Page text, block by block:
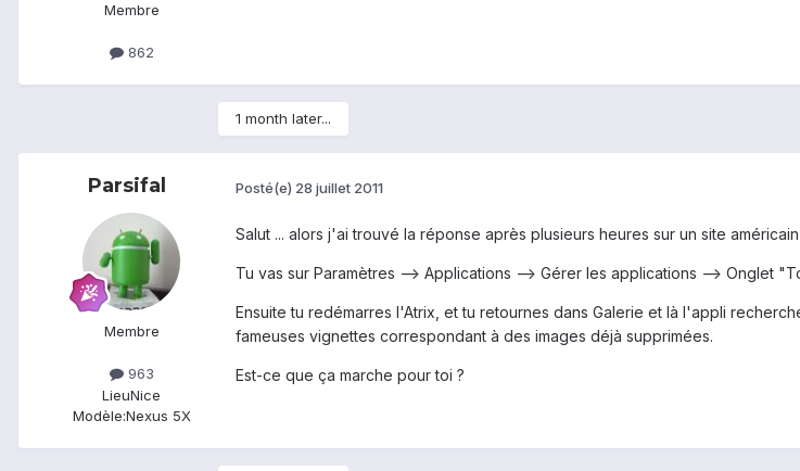
Membre
862
1 month later...
Parsifal
Membre
963
LieuNice
Modèle:Nexus 5X
Posté(e) 28 juillet 2011
Salut ... alors j'ai trouvé la réponse après plusieurs heures sur un site américain
Tu vas sur Paramètres --> Applications --> Gérer les applications --> Onglet
Ensuite tu redémarres l'Atrix, et tu retournes dans Galerie et là l'appli
fameuses vignettes correspondant à des images déjà supprimées.
Est-ce que ça marche pour toi ?